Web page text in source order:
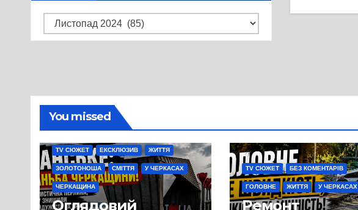
Архів
You missed
TV СЮЖЕТ ЕКСКЛЮЗИВ ЖИТТЯ
ЗОЛОТОНОША СМІТТЯ У ЧЕРКАСАХ
ЧЕРКАЩИНА
Оглядовий
TV СЮЖЕТ БЕЗ КОМЕНТАРІВ
ГОЛОВНЕ ЖИТТЯ У ЧЕРКАСАХ
Ремонт